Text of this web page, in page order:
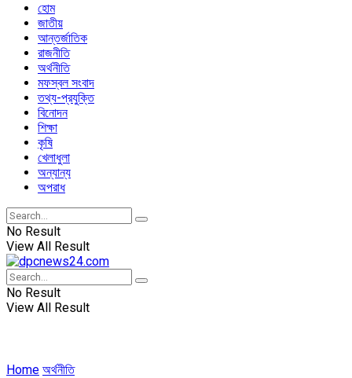
হোম
জাতীয়
আন্তর্জাতিক
রাজনীতি
অর্থনীতি
মফস্বল সংবাদ
তথ্য-প্রযুক্তি
বিনোদন
শিক্ষা
কৃষি
খেলাধুলা
অন্যান্য
অপরাধ
No Result
View All Result
No Result
View All Result
Home অর্থনীতি